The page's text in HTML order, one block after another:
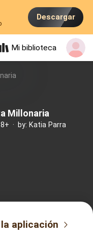
Descargar
Mi biblioteca
Millonaria
· by: Katia Parra
aplicación